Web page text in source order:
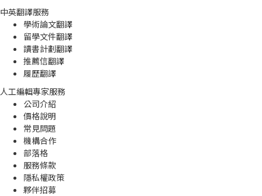
中英翻譯服務
學術論文翻譯
留學文件翻譯
讀書計劃翻譯
推薦信翻譯
履歷翻譯
人工編輯專家服務
公司介紹
價格說明
常見問題
機構合作
部落格
服務條款
隱私權政策
夥伴招募